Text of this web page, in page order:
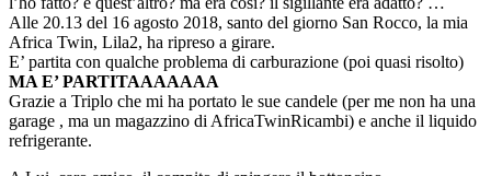
Alle 20.13 del 16 agosto 2018, santo del giorno San Rocco, la mia
Africa Twin, Lila2, ha ripreso a girare.
E’ partita con qualche problema di carburazione (poi quasi risolto)
MA E’ PARTITAAAAAAA
Grazie a Triplo che mi ha portato le sue candele (per me non ha una
garage , ma un magazzino di AfricaTwinRicambi) e anche il liquido
refrigerante.